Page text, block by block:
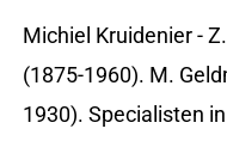
Michiel Kruidenier -
(1875-1960). M.
1930). Specialisten